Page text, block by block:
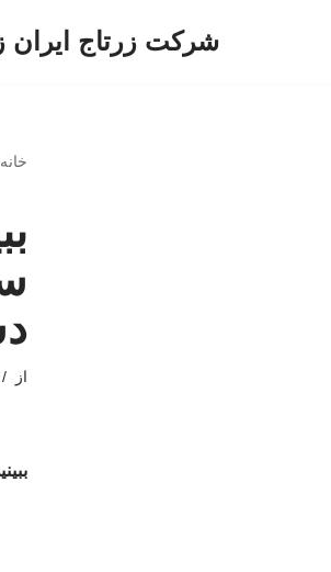
شرکت زرتاج ایران
خانه
از